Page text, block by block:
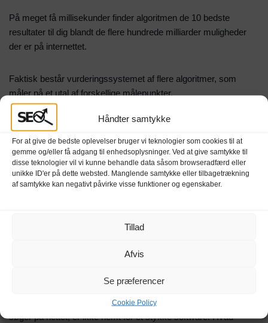
Håndter samtykke
For at give de bedste oplevelser bruger vi teknologier som cookies til at
gemme og/eller få adgang til enhedsoplysninger. Ved at give samtykke til
disse teknologier vil vi kunne behandle data såsom browseradfærd eller
unikke ID'er på dette websted. Manglende samtykke eller tilbagetrækning
af samtykke kan negativt påvirke visse funktioner og egenskaber.
Tillad
Afvis
Se præferencer
Cookie Policy
På meget få millisekunder finder algoritmen de 10 bedste
resultater til dig blandt de flere hundrede milliarder muligheder
der er på internettet.
Faktisk består vurderingssystemet af flere algoritmer, som
måler på et utal af forskellige målepunkter.
Resultatmulighederne bliver vurderet på rigtig mange
målepunkter, heriblandt relevans i forhold til din forespørgsel,
resultatets anvendelighed, sidens troværdighed og popularitet.
Hvert enkelt målepunkt bliver efterfølgende vægtet i forhold til
din tidligere færden på internettet og din aktuelle placering. Det
betyder også at du kan få et andet resultat end din fætter i den
dem der udvikler sig voldsomt i øjeblikket, er den der håndterer
forståelsen af din forespørgsel. At forstå dine intentioner når du
søger på nettet, er ikke nemt for et stykke software. Hvad